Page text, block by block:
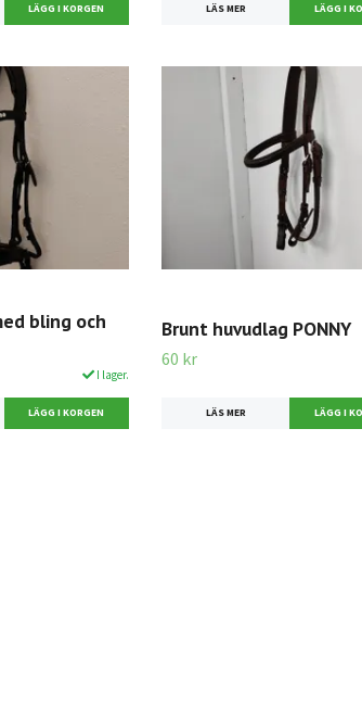
LÄS MER
bling och
I lager.
Brunt huvudlag PONNY
60 kr
LÄS MER